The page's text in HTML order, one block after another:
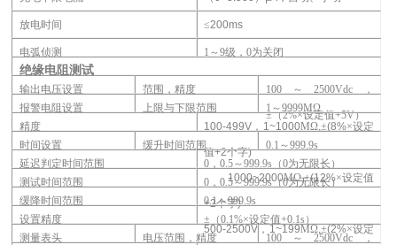
放电时间 ≤200ms
电弧侦测 1 ～9级，0为关闭
绝缘电阻测试
输出电压设置 范围， 精度 100～2500Vdc，
±（2%×设定值+5V）
报警电阻设置 上限与下限范围 1 ～9999MΩ
精度
100-499V ， 1~1000MΩ,±(8%×设定
值+2个字)
1000~2000MΩ,±(12%×设定值
+2个字)
500-2500V，1~199MΩ,±(2%×设定
时间设置 缓升时间范围 0.1 ～999.9s
延迟判定时间范围
0 ，0.5～999.9s（0为无限长）
测试时间范围
0 ，0.5～999.9s（0为无限长）
缓降时间范围
0.1～999.9s
设置精度
±（0.1%×设定值+0.1s）
测量表头
电压范围，精度 100～2500Vdc，